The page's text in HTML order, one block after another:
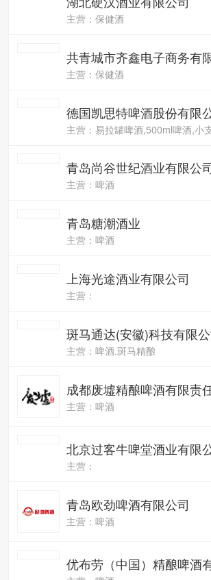
湖北硬汉酒业有限公司
主营：保健酒
共青城市齐鑫电子商务有
主营：保健酒
德国凯思特啤酒股份有限
主营：易拉罐啤酒,500ml啤酒,小
青岛尚谷世纪酒业有限公
主营：啤酒
青岛糖潮酒业
主营：啤酒
上海光途酒业有限公司
主营：
斑马通达(安徽)科技有限
成都废墟精酿啤酒有限责
北京过客牛啤堂酒业有限
青岛欧劲啤酒有限公司
优布劳（中国）精酿啤酒